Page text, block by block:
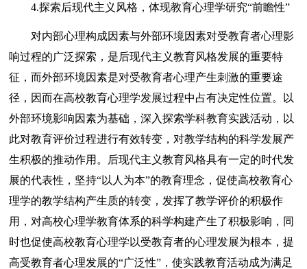
4.探索后现代主义风格，体现教育心理学研究“前瞻性”
对内部心理构成因素与外部环境因素对受教育者心理影
响过程的广泛探索，是后现代主义教育风格发展的重要特
征，而外部环境因素是对受教育者心理产生刺激的重要途
径，因而在高校教育心理学发展过程中占有决定性位置。以
外部环境影响因素为基础，深入探索学科教育实践活动，以
此对教育评价过程进行有效转变，对教学结构的科学发展产
生积极的推动作用。后现代主义教育风格具有一定的时代发
展的代表性，坚持“以人为本”的教育理念，促使高校教育心
理学的教学结构产生质的转变，发挥了教学评价的积极作
用，对高校心理学教育体系的科学构建产生了积极影响，同
时也促使高校教育心理学以受教育者的心理发展为根本，提
高受教育者心理发展的“广泛性”，使实践教育活动成为满足